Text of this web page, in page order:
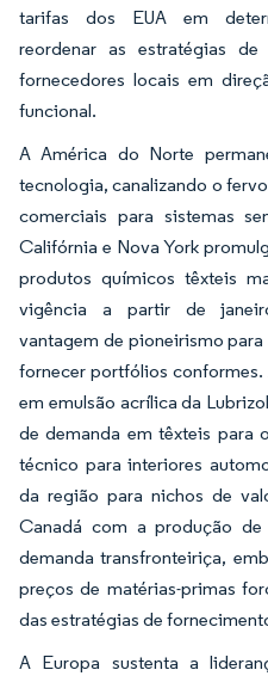
tarifas dos EUA em
reordenar as estratégias
fornecedores locais em
funcional.
A América do Norte
tecnologia, canalizando o
comerciais para sistemas
Califórnia e Nova York
produtos químicos têxteis
vigência a partir de
vantagem de pioneirismo
fornecer portfólios conformes.
em emulsão acrílica da
de demanda em têxteis para
técnico para interiores
da região para nichos de
Canadá com a produção
demanda transfronteiriça,
preços de matérias-primas
das estratégias de
A Europa sustenta a